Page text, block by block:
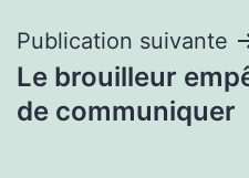
Publication suivante
Le brouilleur
de communiquer